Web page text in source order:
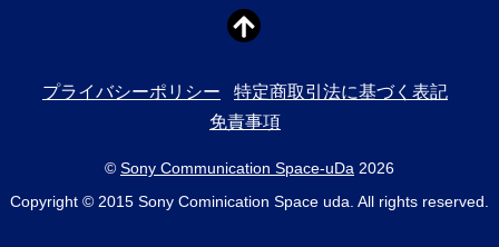
プライバシーポリシー
特定商取引法に基づく表記
免責事項
© Sony Communication Space-uDa 2026
Copyright © 2015 Sony Cominication Space uda. All rights reserved.